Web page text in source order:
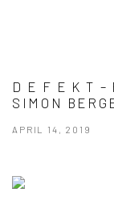
D E F E K T
SIMON
APRIL 14, 2019